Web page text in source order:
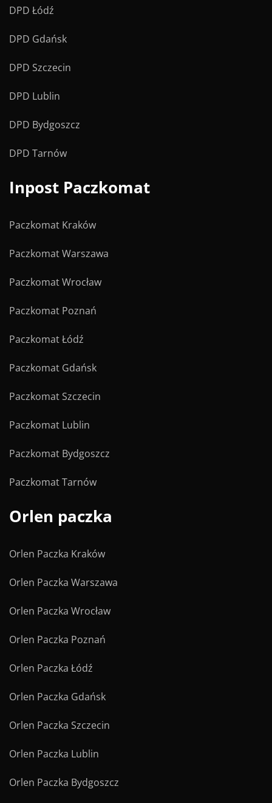
DPD Łódź
DPD Gdańsk
DPD Szczecin
DPD Lublin
DPD Bydgoszcz
DPD Tarnów
Inpost Paczkomat
Paczkomat Kraków
Paczkomat Warszawa
Paczkomat Wrocław
Paczkomat Poznań
Paczkomat Łódź
Paczkomat Gdańsk
Paczkomat Szczecin
Paczkomat Lublin
Paczkomat Bydgoszcz
Paczkomat Tarnów
Orlen paczka
Orlen Paczka Kraków
Orlen Paczka Warszawa
Orlen Paczka Wrocław
Orlen Paczka Poznań
Orlen Paczka Łódź
Orlen Paczka Gdańsk
Orlen Paczka Szczecin
Orlen Paczka Lublin
Orlen Paczka Bydgoszcz